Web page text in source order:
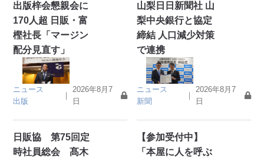
出版梓会懇親会に
170人超 日販・富
樫社長「マージン
配分見直す」
ニュース
出版
｜
2026年8月7
日
山梨日日新聞社 山
梨中央銀行と協定
締結 人口減少対策
で連携
ニュース
新聞
｜
2026年8月7
日
日販協 第75回定
時社員総会 髙木
【参加受付中】
「本屋に人を呼ぶ